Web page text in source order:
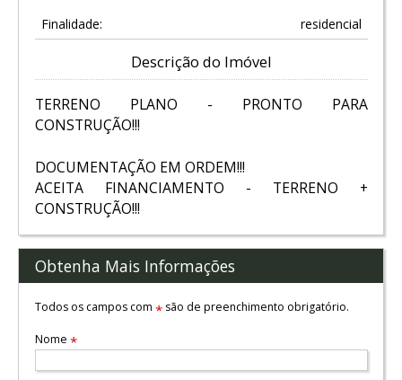
Finalidade: residencial
Descrição do Imóvel
TERRENO PLANO - PRONTO PARA
CONSTRUÇÃO!!!
DOCUMENTAÇÃO EM ORDEM!!!
ACEITA FINANCIAMENTO - TERRENO +
CONSTRUÇÃO!!!
Obtenha Mais Informações
Todos os campos com *são de preenchimento obrigatório.
Nome *